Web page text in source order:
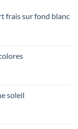
frais sur fond blanc
soleil